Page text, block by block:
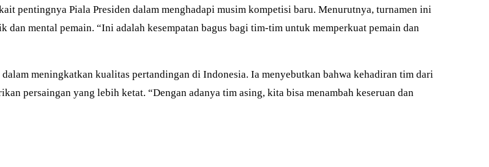
pentingnya Piala Presiden dalam menghadapi musim kompetisi baru. Menurutnya, turnamen ini
mental pemain. “Ini adalah kesempatan bagus bagi tim-tim untuk memperkuat pemain dan
meningkatkan kualitas pertandingan di Indonesia. Ia menyebutkan bahwa kehadiran tim dari
persaingan yang lebih ketat. “Dengan adanya tim asing, kita bisa menambah keseruan dan